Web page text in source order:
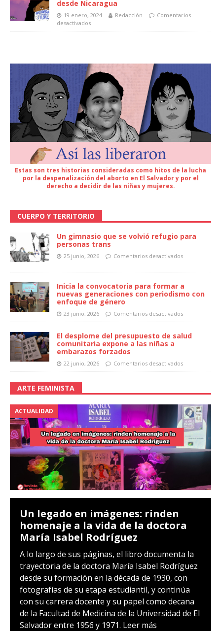
desde Nicaragua
19 enero, 2024 Redacción
Comentarios
desactivados
Estas son tres historias consideradas como hitos de la lucha
por la despenalización del aborto en El Salvador y por el
derecho a decidir de las niñas y mujeres.
CUERPO Y TERRITORIO
Un gimnasio que se volvió refugio para
personas trans
25 junio, 2026 Comentarios desactivados
Inicia la convocatoria para formar a
nuevas generaciones con periodismo con
enfoque de género
23 junio, 2026 Comentarios desactivados
El desplome del presupuesto de salud
comunitaria expone a las niñas a
embarazos forzados
22 junio, 2026 Comentarios desactivados
ARTE FEMINISTA
ACTUALIDAD
Un legado en imágenes: rinden
homenaje a la vida de la doctora
María Isabel Rodríguez
A lo largo de sus páginas, el libro documenta la
trayectoria de la doctora María Isabel Rodríguez
desde su formación en la década de 1930, con
fotografías de su etapa estudiantil, y continúa
con su carrera docente y su papel como decana
de la Facultad de Medicina de la Universidad de El
Salvador entre 1956 y 1971. Leer más